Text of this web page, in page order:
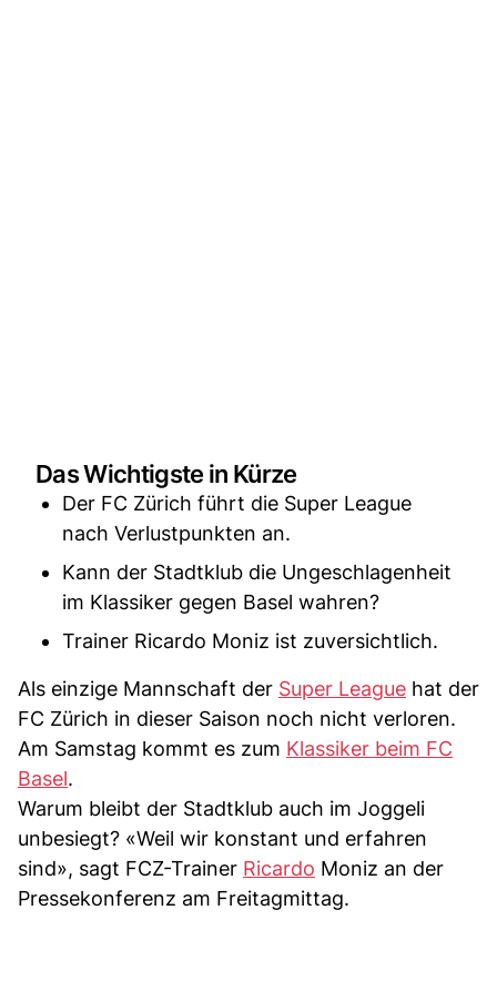
Das Wichtigste in Kürze
Der FC Zürich führt die Super League
nach Verlustpunkten an.
Kann der Stadtklub die Ungeschlagenheit
im Klassiker gegen Basel wahren?
Trainer Ricardo Moniz ist zuversichtlich.
Als einzige Mannschaft der Super League hat der
FC Zürich in dieser Saison noch nicht verloren.
Am Samstag kommt es zum Klassiker beim FC
Basel.
Warum bleibt der Stadtklub auch im Joggeli
unbesiegt? «Weil wir konstant und erfahren
sind», sagt FCZ-Trainer Ricardo Moniz an der
Pressekonferenz am Freitagmittag.